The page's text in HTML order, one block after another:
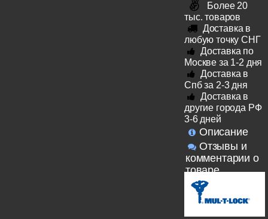
Более 20
тыс. товаров
Доставка в
любую точку СНГ
Доставка по
Москве за 1-2 дня
Доставка в
Спб за 2-3 дня
Доставка в
другие города РФ
3-6 дней
Описание
Отзывы и
комментарии о
товаре